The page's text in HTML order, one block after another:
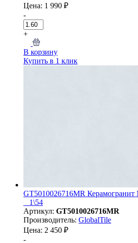
Цена: 1 990 ₽
-
+
В корзину
Купить в 1 клик
GT5010026716MR Керамогранит
_ 1\54
Артикул: GT5010026716MR
Производитель: GlobalTile
Цена: 2 450 ₽
-